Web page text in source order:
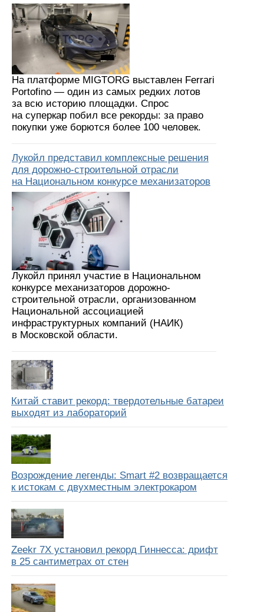
На платформе MIGTORG выставлен Ferrari
Portofino — один из самых редких лотов
за всю историю площадки. Спрос
на суперкар побил все рекорды: за право
покупки уже борются более 100 человек.
Лукойл представил комплексные решения
для дорожно-строительной отрасли
на Национальном конкурсе механизаторов
Лукойл принял участие в Национальном
конкурсе механизаторов дорожно-
строительной отрасли, организованном
Национальной ассоциацией
инфраструктурных компаний (НАИК)
в Московской области.
Китай ставит рекорд: твердотельные батареи
выходят из лабораторий
Возрождение легенды: Smart #2 возвращается
к истокам с двухместным электрокаром
Zeekr 7X установил рекорд Гиннесса: дрифт
в 25 сантиметрах от стен